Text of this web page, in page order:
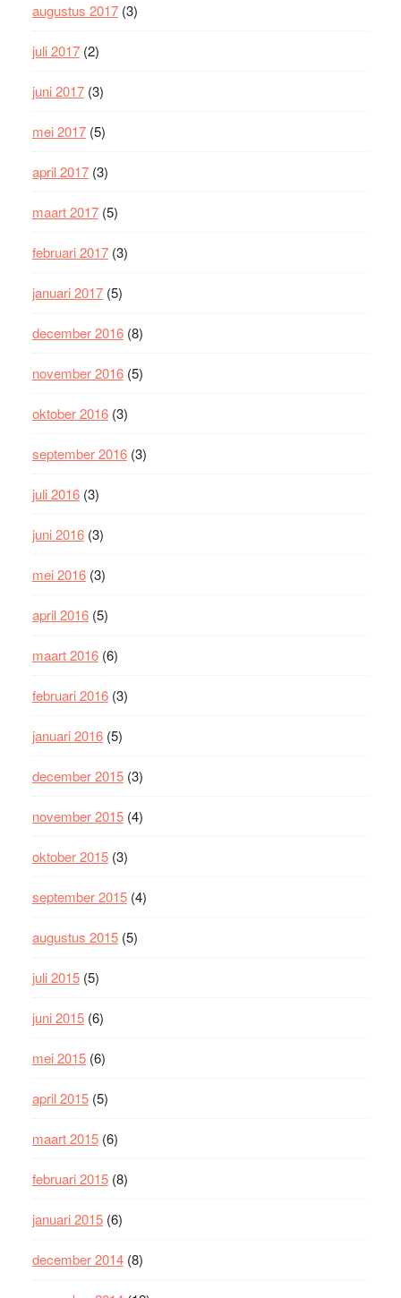
augustus 2017(3)
juli 2017(2)
juni 2017(3)
mei 2017(5)
april 2017(3)
maart 2017(5)
februari 2017(3)
januari 2017(5)
december 2016(8)
november 2016(5)
oktober 2016(3)
september 2016(3)
juli 2016(3)
juni 2016(3)
mei 2016(3)
april 2016(5)
maart 2016(6)
februari 2016(3)
januari 2016(5)
december 2015(3)
november 2015(4)
oktober 2015(3)
september 2015(4)
augustus 2015(5)
juli 2015(5)
juni 2015(6)
mei 2015(6)
april 2015(5)
maart 2015(6)
februari 2015(8)
januari 2015(6)
december 2014(8)